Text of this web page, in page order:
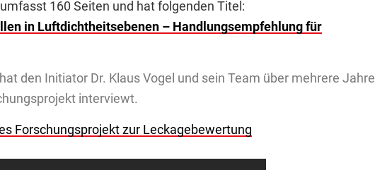
160 Seiten und hat folgenden Titel:
in Luftdichtheitsebenen – Handlungsempfehlung für
den Initiator Dr. Klaus Vogel und sein Team über mehrere Jahre
interviewt.
Forschungsprojekt zur Leckagebewertung